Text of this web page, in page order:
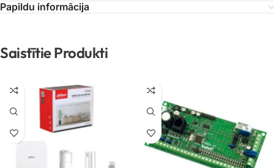
Papildu informācija
Saistītie Produkti